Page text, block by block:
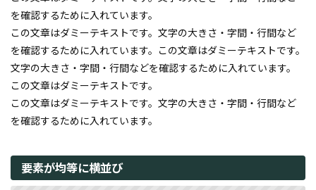
を確認するために入れています。
この文章はダミーテキストです。文字の大きさ・字間・行間など
を確認するために入れています。この文章はダミーテキストです。
文字の大きさ・字間・行間などを確認するために入れています。
この文章はダミーテキストです。
この文章はダミーテキストです。文字の大きさ・字間・行間など
を確認するために入れています。
要素が均等に横並び